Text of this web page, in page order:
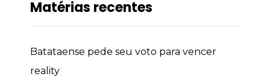
Matérias recentes
Batataense pede seu voto para vencer
reality